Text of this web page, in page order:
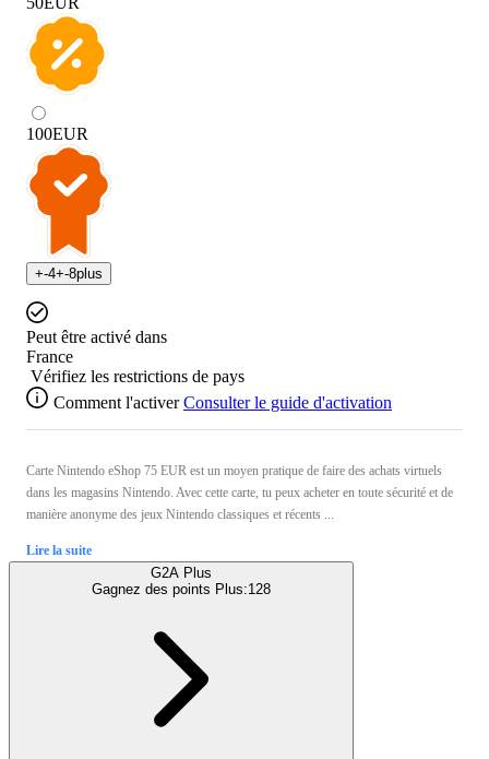
100EUR
+-4+-8plus
Peut être activé dans
France
Vérifiez les restrictions de pays
Comment l'activer Consulter le guide d'activation
Carte Nintendo eShop 75 EUR est un moyen pratique de faire des achats virtuels
dans les magasins Nintendo. Avec cette carte, tu peux acheter en toute sécurité et de
manière anonyme des jeux Nintendo classiques et récents ...
Lire la suite
G2A Plus
Gagnez des points Plus:128